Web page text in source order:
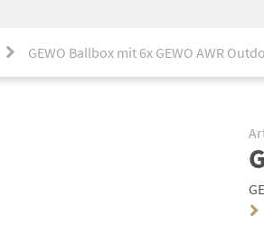
GEWO Ballbox mit 6x GEWO AWR